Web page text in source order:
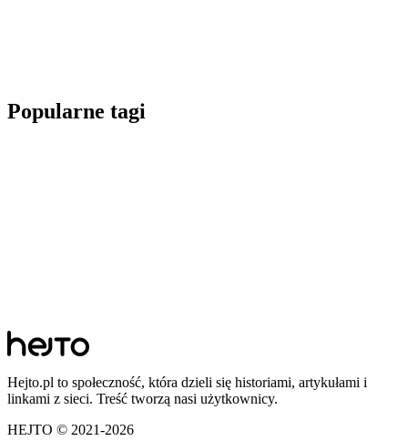
Popularne tagi
Hejto.pl to społeczność, która dzieli się historiami, artykułami i
linkami z sieci. Treść tworzą nasi użytkownicy.
HEJTO © 2021-2026